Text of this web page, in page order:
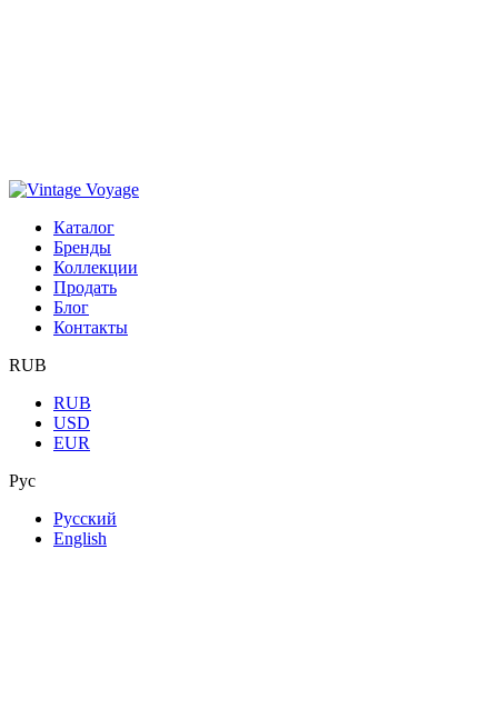
Каталог
Бренды
Коллекции
Продать
Блог
Контакты
RUB
RUB
USD
EUR
Рус
Русский
English